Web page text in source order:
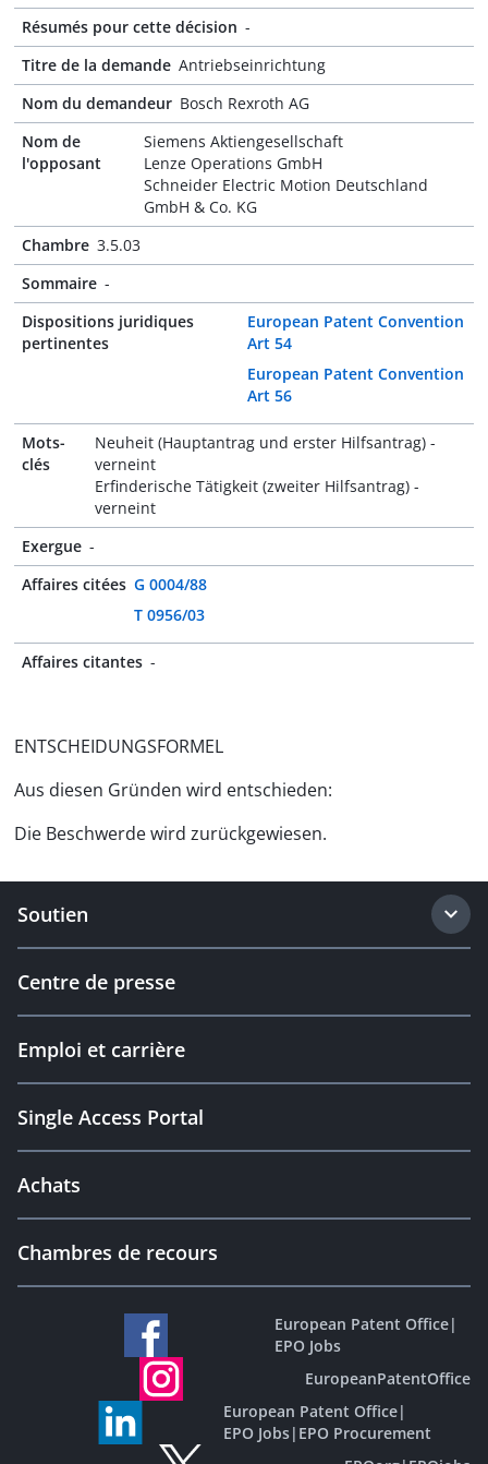
Résumés pour cette décision -
Titre de la demande Antriebseinrichtung
Nom du demandeur Bosch Rexroth AG
Nom de
l'opposant
Siemens Aktiengesellschaft
Lenze Operations GmbH
Schneider Electric Motion Deutschland
GmbH & Co. KG
Chambre 3.5.03
Sommaire -
Dispositions juridiques
pertinentes
European Patent Convention
Art 54
European Patent Convention
Art 56
Mots-
clés
Neuheit (Hauptantrag und erster Hilfsantrag) -
verneint
Erfinderische Tätigkeit (zweiter Hilfsantrag) -
verneint
Exergue -
Affaires citées G 0004/88
T 0956/03
Affaires citantes -
ENTSCHEIDUNGSFORMEL
Aus diesen Gründen wird entschieden:
Die Beschwerde wird zurückgewiesen.
Soutien
Centre de presse
Emploi et carrière
Single Access Portal
Achats
Chambres de recours
European Patent Office|
EPO Jobs
EuropeanPatentOffice
European Patent Office|
EPO Jobs| EPO Procurement